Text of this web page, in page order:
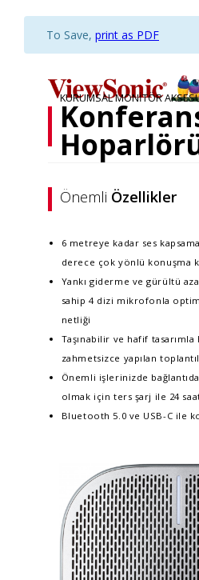
To Save, print as PDF
KURUMSAL MONITÖR
Önemli Özellikler
6 metreye kadar ses
derece çok yönlü konuşma
Yankı giderme ve gürültü
sahip 4 dizi mikrofonla
netliği
Taşınabilir ve hafif
zahmetsizce yapılan
Önemli işlerinizde bağlantıda
olmak için ters şarj ile 24
Bluetooth 5.0 ve USB-C ile